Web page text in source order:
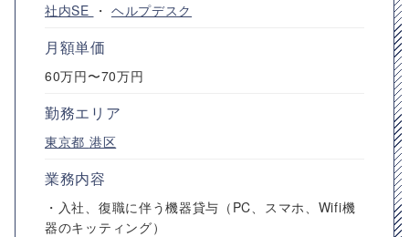
社内SE ・ ヘルプデスク
月額単価
60万円〜70万円
勤務エリア
東京都 港区
業務内容
・入社、復職に伴う機器貸与（PC、スマホ、Wifi機
器のキッティング）